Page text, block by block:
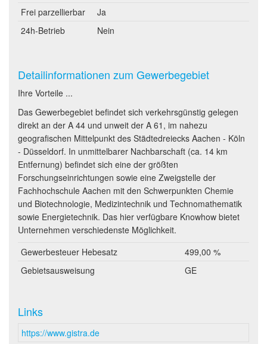
Frei parzellierbar
Ja
24h-Betrieb
Nein
Detailinformationen zum Gewerbegebiet
Ihre Vorteile ...
Das Gewerbegebiet befindet sich verkehrsgünstig gelegen
direkt an der A 44 und unweit der A 61, im nahezu
geografischen Mittelpunkt des Städtedreiecks Aachen - Köln
- Düsseldorf. In unmittelbarer Nachbarschaft (ca. 14 km
Entfernung) befindet sich eine der größten
Forschungseinrichtungen sowie eine Zweigstelle der
Fachhochschule Aachen mit den Schwerpunkten Chemie
und Biotechnologie, Medizintechnik und Technomathematik
sowie Energietechnik. Das hier verfügbare Knowhow bietet
Unternehmen verschiedenste Möglichkeit.
Gewerbesteuer Hebesatz
499,00 %
Gebietsausweisung
GE
Links
https://www.gistra.de